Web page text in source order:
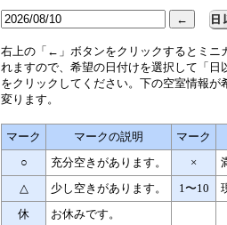
右上の「←」ボタンをクリックするとミニ
れますので、希望の日付けを選択して「日
をクリックしてください。下の空室情報が
変ります。
マーク マークの説明
マーク
○
充分空きがあります。 ×
△
少し空きがあります。 1〜10
休
お休みです。